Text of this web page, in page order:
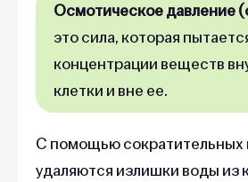
Осмотическое давление
это сила, которая
концентрации веществ
клетки и вне ее.
С помощью сократительных
удаляются излишки воды из